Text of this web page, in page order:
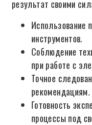
результат своими
Использование
инструментов.
Соблюдение
при работе с
Точное
рекомендациям.
Готовность
процессы под